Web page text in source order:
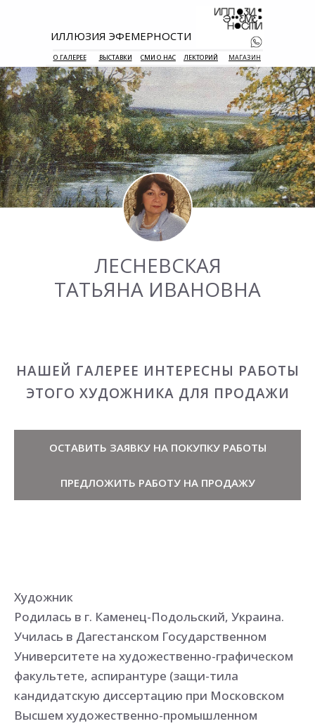
МАГАЗИН
ЛЕКТОРИЙ
СМИ О НАС
ВЫСТАВКИ
О ГАЛЕРЕЕ
ИЛЛЮЗИЯ ЭФЕМЕРНОСТИ
+7 938 177
ЛЕСНЕВСКАЯ
ТАТЬЯНА ИВАНОВНА
НАШЕЙ ГАЛЕРЕЕ ИНТЕРЕСНЫ РАБОТЫ
ЭТОГО ХУДОЖНИКА ДЛЯ ПРОДАЖИ
ОСТАВИТЬ ЗАЯВКУ НА ПОКУПКУ РАБОТЫ
ПРЕДЛОЖИТЬ РАБОТУ НА ПРОДАЖУ
Художник
Родилась в г. Каменец-Подольский, Украина.
Училась в Дагестанском Государственном
Университете на художественно-графическом
факультете, аспирантуре (защи-тила
кандидатскую диссертацию при Московском
Высшем художественно-промышленном